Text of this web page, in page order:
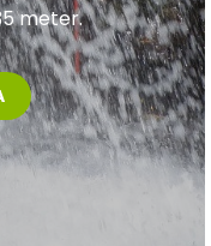
meter.